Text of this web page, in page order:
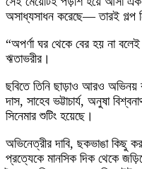
অসাধ্যসাধন করেছে— তারই গল্প
“অপর্ণা ঘর থেকে বের হয় না
ঋতাভরীর।
ছবিতে তিনি ছাড়াও আরও অভিনয়
দাস, সাহেব ভট্টাচার্য, অনুষা
সিনেমার শুটিং হয়েছে।
অভিনেত্রীর দাবি, ছকভাঙা কিছু
প্রত্যেকে মানসিক দিক থেকে